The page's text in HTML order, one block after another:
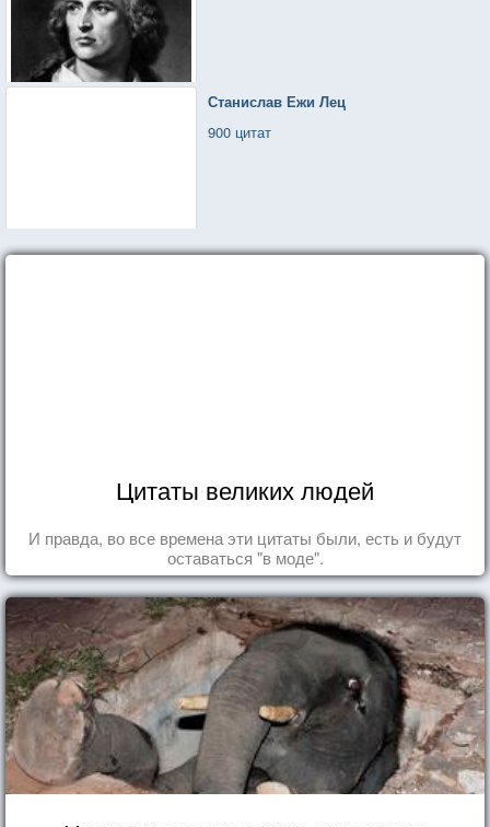
Станислав Ежи Лец
900 цитат
Цитаты великих людей
И правда, во все времена эти цитаты были, есть и будут
оставаться "в моде".